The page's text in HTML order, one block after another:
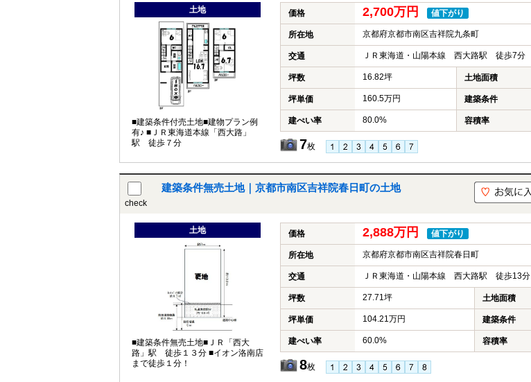
土地
■建築条件付売土地■建物プラン例
有♪ ■ＪＲ東海道本線「西大路」
駅 徒歩７分
価格 2,700万円 値下がり
所在地 京都府京都市南区吉祥院九条町
交通 ＪＲ東海道・山陽本線 西大路駅 徒歩7分
坪数 16.82坪 土地面積
坪単価 160.5万円 建築条件
建ぺい率 80.0% 容積率
7枚
check
建築条件無売土地｜京都市南区吉祥院春日町の土地
土地
■建築条件無売土地■ＪＲ「西大
路」駅 徒歩１３分 ■イオン洛南店
まで徒歩１分！
価格 2,888万円 値下がり
所在地 京都府京都市南区吉祥院春日町
交通 ＪＲ東海道・山陽本線 西大路駅 徒歩13分
坪数 27.71坪 土地面積
坪単価 104.21万円 建築条件
建ぺい率 60.0% 容積率
8枚